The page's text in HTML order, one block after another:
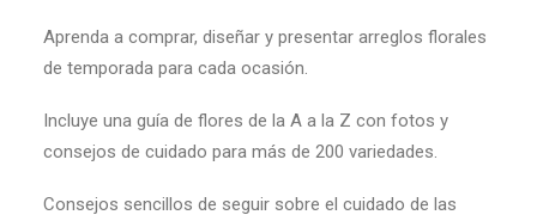
Aprenda a comprar, diseñar y presentar arreglos florales
de temporada para cada ocasión.
Incluye una guía de flores de la A a la Z con fotos y
consejos de cuidado para más de 200 variedades.
Consejos sencillos de seguir sobre el cuidado de las